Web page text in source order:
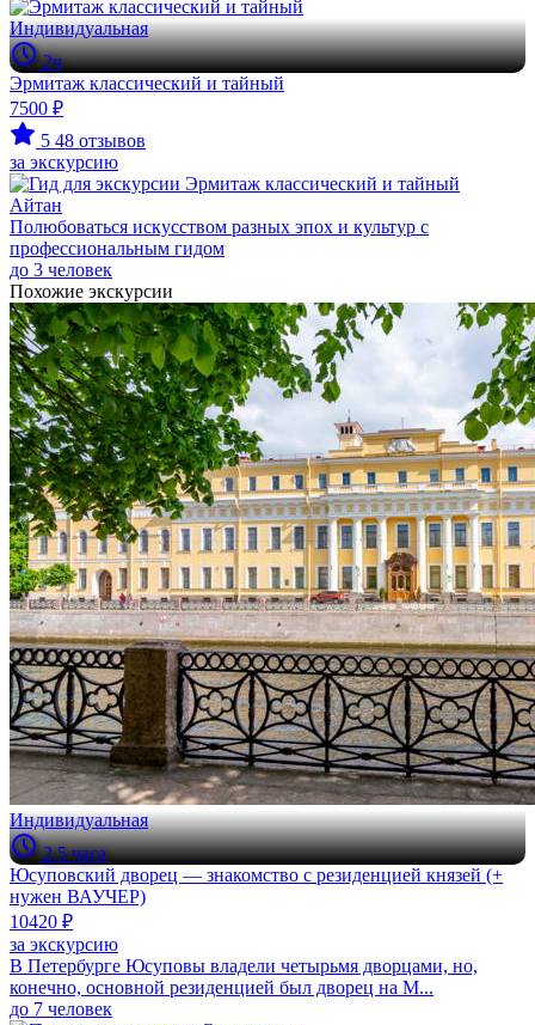
Индивидуальная
2ч
Эрмитаж классический и тайный
7500 ₽
5 48 отзывов
за экскурсию
Айтан
Полюбоваться искусством разных эпох и культур с
профессиональным гидом
до 3 человек
Похожие экскурсии
Индивидуальная
2.5 часа
Юсуповский дворец — знакомство с резиденцией князей (+
нужен ВАУЧЕР)
10420 ₽
за экскурсию
В Петербурге Юсуповы владели четырьмя дворцами, но,
конечно, основной резиденцией был дворец на М...
до 7 человек